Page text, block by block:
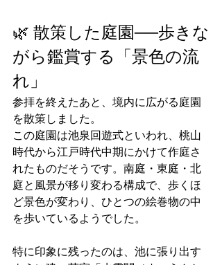
🌿 散策した庭園──歩きな
がら鑑賞する「景色の流
れ」
参拝を終えたあと、境内に広がる庭園
を散策しました。
この庭園は池泉回遊式といわれ、桃山
時代から江戸時代中期にかけて作庭さ
れたものだそうです。南庭・東庭・北
庭と風景が移り変わる構成で、歩くほ
ど景色が変わり、ひとつの絵巻物の中
を歩いているようでした。
特に印象に残ったのは、池に張り出す